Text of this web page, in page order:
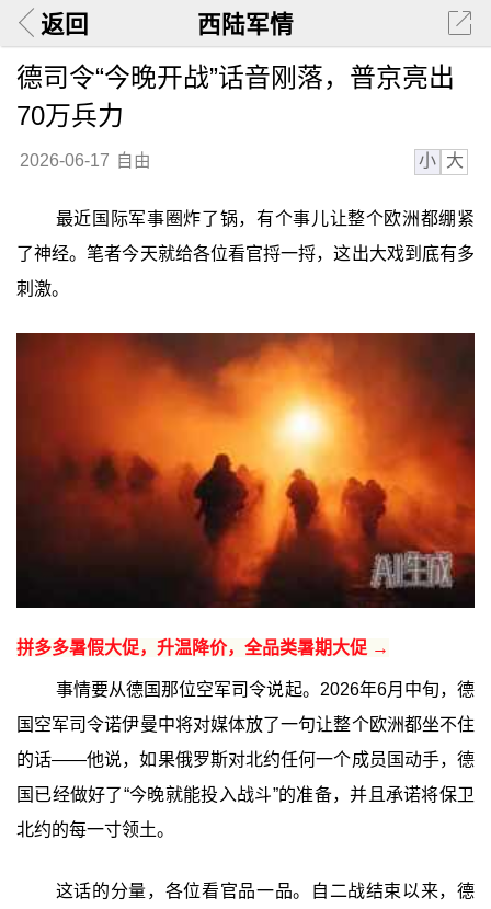
返回 西陆军情
德司令“今晚开战”话音刚落，普京亮出
70万兵力
2026-06-17 自由 小 大
最近国际军事圈炸了锅，有个事儿让整个欧洲都绷紧
了神经。笔者今天就给各位看官捋一捋，这出大戏到底有多
刺激。
拼多多暑假大促，升温降价，全品类暑期大促 →
事情要从德国那位空军司令说起。2026年6月中旬，德
国空军司令诺伊曼中将对媒体放了一句让整个欧洲都坐不住
的话——他说，如果俄罗斯对北约任何一个成员国动手，德
国已经做好了“今晚就能投入战斗”的准备，并且承诺将保卫
北约的每一寸领土。
这话的分量，各位看官品一品。自二战结束以来，德